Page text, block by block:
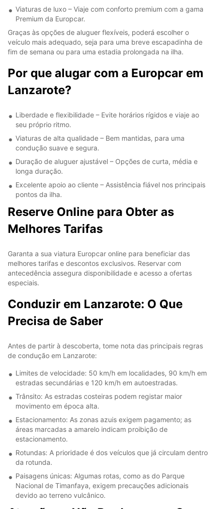
Viaturas de luxo – Viaje com conforto premium com a gama
Premium da Europcar.
Graças às opções de aluguer flexíveis, poderá escolher o
veículo mais adequado, seja para uma breve escapadinha de
fim de semana ou para uma estadia prolongada na ilha.
Por que alugar com a Europcar em
Lanzarote?
Liberdade e flexibilidade – Evite horários rígidos e viaje ao
seu próprio ritmo.
Viaturas de alta qualidade – Bem mantidas, para uma
condução suave e segura.
Duração de aluguer ajustável – Opções de curta, média e
longa duração.
Excelente apoio ao cliente – Assistência fiável nos principais
pontos da ilha.
Reserve Online para Obter as
Melhores Tarifas
Garanta a sua viatura Europcar online para beneficiar das
melhores tarifas e descontos exclusivos. Reservar com
antecedência assegura disponibilidade e acesso a ofertas
especiais.
Conduzir em Lanzarote: O Que
Precisa de Saber
Antes de partir à descoberta, tome nota das principais regras
de condução em Lanzarote:
Limites de velocidade: 50 km/h em localidades, 90 km/h em
estradas secundárias e 120 km/h em autoestradas.
Trânsito: As estradas costeiras podem registar maior
movimento em época alta.
Estacionamento: As zonas azuis exigem pagamento; as
áreas marcadas a amarelo indicam proibição de
estacionamento.
Rotundas: A prioridade é dos veículos que já circulam dentro
da rotunda.
Paisagens únicas: Algumas rotas, como as do Parque
Nacional de Timanfaya, exigem precauções adicionais
devido ao terreno vulcânico.